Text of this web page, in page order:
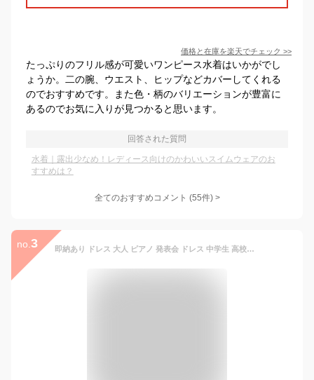
価格と在庫を楽天でチェック >>
たっぷりのフリル感が可愛いワンピース水着はいかがでし
ょうか。二の腕、ウエスト、ヒップなどカバーしてくれる
のでおすすめです。また色・柄のバリエーションが豊富に
あるのでお気に入りが見つかると思います。
回答された質問
水着｜露出少なめ！レディース向けのかわいいスイムウェアのお
すすめは？
全てのおすすめコメント (55件) >
no. 3 即納あり ドレス 大人 ピアノ 発表会 ドレス 中学生 高校生 パーティードレス 韓国 結婚式 ワンピース 演奏会ドレス ミモレ丈 ロング マキシ丈 膝丈 イブニングドレス カクテルドレス 黒 ゴールド 体型カバー レディース 二次会 花嫁 大きい 袖あり 合唱 フォーマル 披露宴